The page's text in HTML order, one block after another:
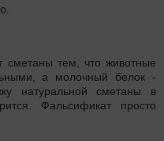
сметаны тем, что животные
а молочный белок -
натуральной сметаны в
Фальсификат просто